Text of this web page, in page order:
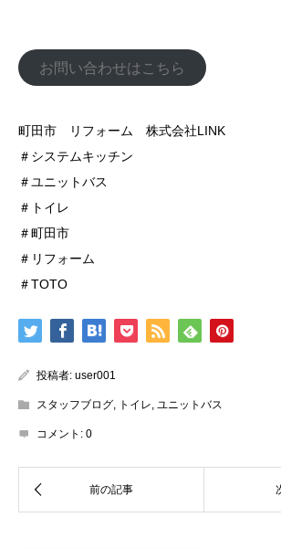
お問い合わせはこちら
町田市 リフォーム 株式会社LINK
＃システムキッチン
＃ユニットバス
＃トイレ
＃町田市
＃リフォーム
＃TOTO
投稿者: user001
スタッフブログ トイレ ユニットバス
コメント: 0